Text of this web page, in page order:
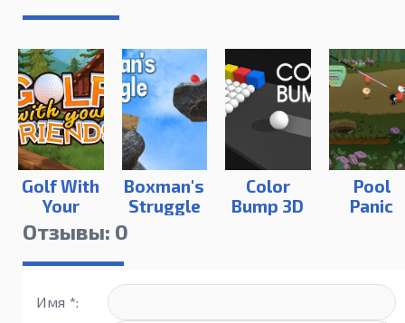
Golf With
Your
Friends
Boxman's
Struggle
Color
Bump 3D
Pool
Panic
Отзывы: 0
Имя *: